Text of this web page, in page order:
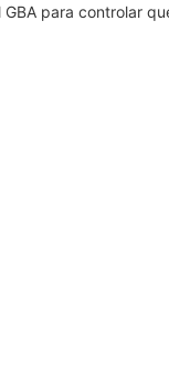
para controlar